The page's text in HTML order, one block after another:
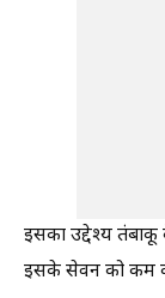
इसका उद्देश्य तंबाकू
इसके सेवन को कम